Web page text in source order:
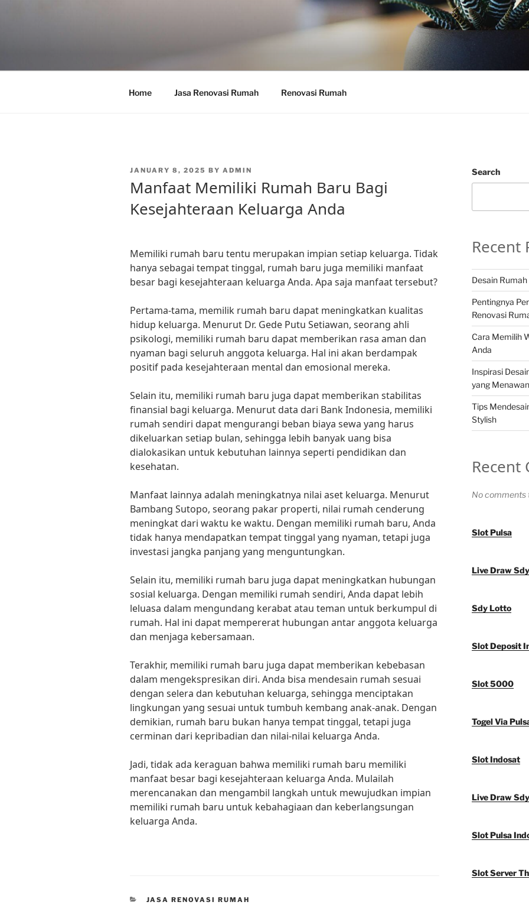
Home Jasa Renovasi Rumah Renovasi Rumah
POSTED
JANUARY 8, 2025 BY ADMIN
Manfaat Memiliki Rumah Baru Bagi
Kesejahteraan Keluarga Anda
Memiliki rumah baru tentu merupakan impian setiap keluarga. Tidak
hanya sebagai tempat tinggal, rumah baru juga memiliki manfaat
besar bagi kesejahteraan keluarga Anda. Apa saja manfaat tersebut?
Pertama-tama, memilik rumah baru dapat meningkatkan kualitas
hidup keluarga. Menurut Dr. Gede Putu Setiawan, seorang ahli
psikologi, memiliki rumah baru dapat memberikan rasa aman dan
nyaman bagi seluruh anggota keluarga. Hal ini akan berdampak
positif pada kesejahteraan mental dan emosional mereka.
Selain itu, memiliki rumah baru juga dapat memberikan stabilitas
finansial bagi keluarga. Menurut data dari Bank Indonesia, memiliki
rumah sendiri dapat mengurangi beban biaya sewa yang harus
dikeluarkan setiap bulan, sehingga lebih banyak uang bisa
dialokasikan untuk kebutuhan lainnya seperti pendidikan dan
kesehatan.
Manfaat lainnya adalah meningkatnya nilai aset keluarga. Menurut
Bambang Sutopo, seorang pakar properti, nilai rumah cenderung
meningkat dari waktu ke waktu. Dengan memiliki rumah baru, Anda
tidak hanya mendapatkan tempat tinggal yang nyaman, tetapi juga
investasi jangka panjang yang menguntungkan.
Selain itu, memiliki rumah baru juga dapat meningkatkan hubungan
sosial keluarga. Dengan memiliki rumah sendiri, Anda dapat lebih
leluasa dalam mengundang kerabat atau teman untuk berkumpul di
rumah. Hal ini dapat mempererat hubungan antar anggota keluarga
dan menjaga kebersamaan.
Terakhir, memiliki rumah baru juga dapat memberikan kebebasan
dalam mengekspresikan diri. Anda bisa mendesain rumah sesuai
dengan selera dan kebutuhan keluarga, sehingga menciptakan
lingkungan yang sesuai untuk tumbuh kembang anak-anak. Dengan
demikian, rumah baru bukan hanya tempat tinggal, tetapi juga
cerminan dari kepribadian dan nilai-nilai keluarga Anda.
Jadi, tidak ada keraguan bahwa memiliki rumah baru memiliki
manfaat besar bagi kesejahteraan keluarga Anda. Mulailah
merencanakan dan mengambil langkah untuk mewujudkan impian
memiliki rumah baru untuk kebahagiaan dan keberlangsungan
keluarga Anda.
CATEGORIES
JASA RENOVASI RUMAH
Search
Recent
Desain
Pentingnya
Renovasi
Cara Memilih
Anda
Inspirasi
yang Menawan
Tips
Stylish
Recent
No comments
Slot Pulsa
Live Draw Sdy
Sdy Lotto
Slot Deposit
Slot 5000
Togel Via
Slot Indosat
Live Draw Sdy
Slot Pulsa
Slot Server